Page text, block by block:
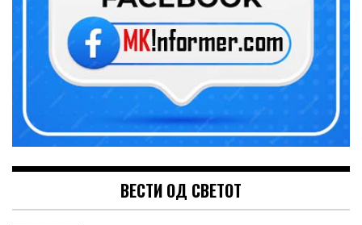
ВЕСТИ ОД СВЕТОТ